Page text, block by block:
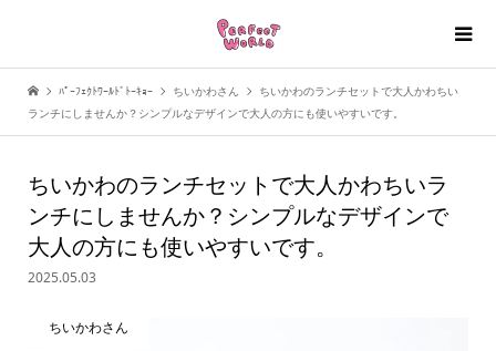
ﾊﾟｰﾌｪｸﾄﾜｰﾙﾄﾞﾄｰｷｮｰ ちいかわさん
ちいかわのランチセットで大人かわちい
ランチにしませんか？シンプルなデザインで大人の方にも使いやすいです。
ちいかわのランチセットで大人かわちいラ
ンチにしませんか？シンプルなデザインで
大人の方にも使いやすいです。
2025.05.03
ちいかわさん